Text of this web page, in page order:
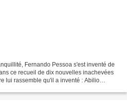
Fernando Pessoa s'est inventé de
ce recueil de dix nouvelles inachevées
lui rassemble qu'il a inventé : Abilio